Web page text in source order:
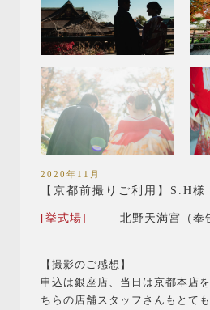
2020年11月
【京都前撮りご利用】S.H様
[挙式場] 北野天満宮（奉
【撮影のご感想】
申込は銀座店、当日は京都本店
ちらの店舗スタッフさんもとて